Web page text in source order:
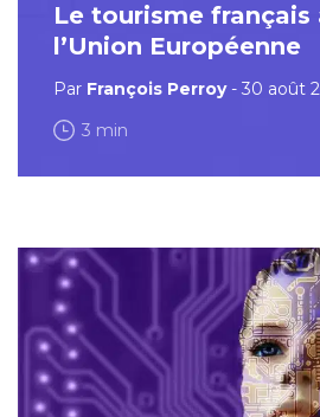
Le tourisme français
l’Union Européenne
Par François Perroy- 30 août
3 min